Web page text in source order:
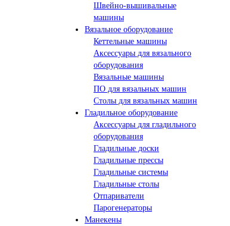
Швейно-вышивальные
машины
Вязальное оборудование
Кеттельные машины
Аксессуары для вязального
оборудования
Вязальные машины
ПО для вязальных машин
Столы для вязальных машин
Гладильное оборудование
Аксессуары для гладильного
оборудования
Гладильные доски
Гладильные прессы
Гладильные системы
Гладильные столы
Отпариватели
Парогенераторы
Манекены